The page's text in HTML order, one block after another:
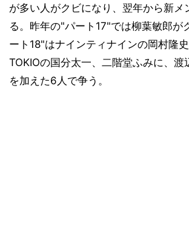
が多い人がクビになり、翌年から新メ
る。昨年の"パート17"では柳葉敏郎が
ート18"はナインティナインの岡村隆史
TOKIOの国分太一、二階堂ふみに、渡
を加えた6人で争う。